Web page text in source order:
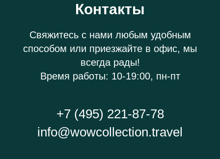
Контакты
Свяжитесь с нами любым удобным
способом или приезжайте в офис, мы
всегда рады!
Время работы: 10-19:00, пн-пт
+7 (495) 221-87-78
info@wowcollection.travel